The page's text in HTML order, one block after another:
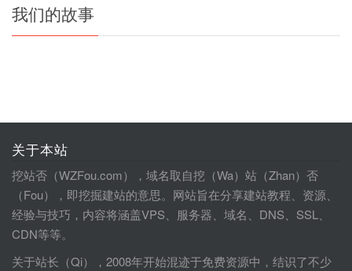
我们的故事
关于本站
挖站否（WZFou.com），域名取自挖（Wa）站（Zhan）否
（Fou），即挖掘建站的意思。网站旨在分享建站教程、资源、
经验与技巧，内容将涵盖VPS、服务器、域名、DNS、SSL、
CDN等等。
关于站长（Qi），2008年开始混迹于免费资源中，结识了不少